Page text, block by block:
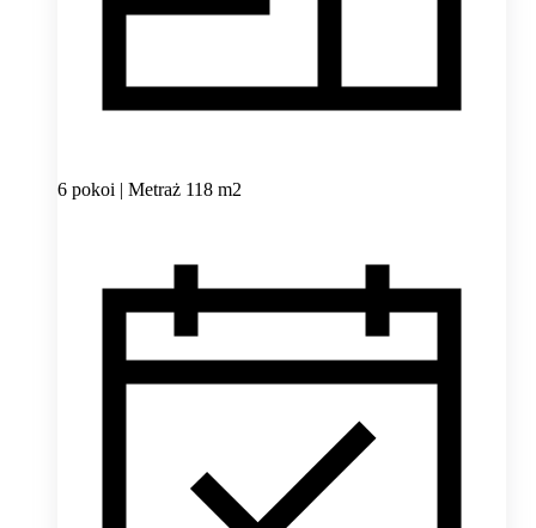
6 pokoi | Metraż 118 m2